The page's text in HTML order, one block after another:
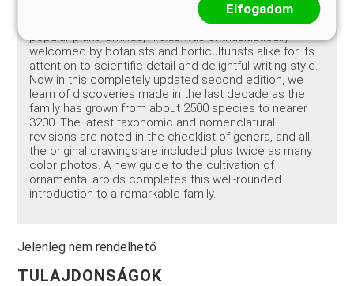
Originally published in 1988 as the first truly
comprehensive review of one of the largest and most
popular plant families,Aroidswas enthusiastically
welcomed by botanists and horticulturists alike for its
attention to scientific detail and delightful writing style.
Now in this completely updated second edition, we
learn of discoveries made in the last decade as the
family has grown from about 2500 species to nearer
3200. The latest taxonomic and nomenclatural
revisions are noted in the checklist of genera, and all
the original drawings are included plus twice as many
color photos. A new guide to the cultivation of
ornamental aroids completes this well-rounded
introduction to a remarkable family.
Jelenleg nem rendelhető
TULAJDONSÁGOK
Elfogadom